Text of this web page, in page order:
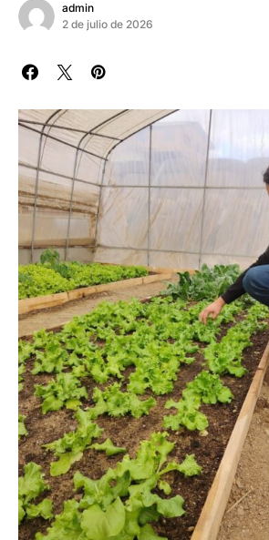
admin
2 de julio de 2026